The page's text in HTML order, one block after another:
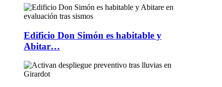
Edificio Don Simón es habitable y
Abitar…